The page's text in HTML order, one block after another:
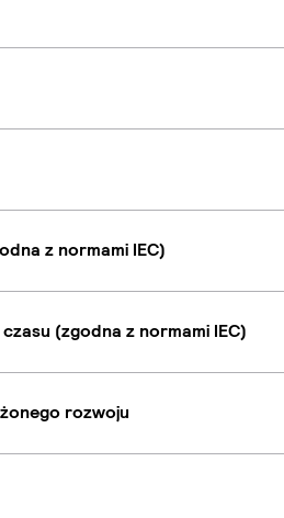
z normami IEC)
(zgodna z normami IEC)
rozwoju